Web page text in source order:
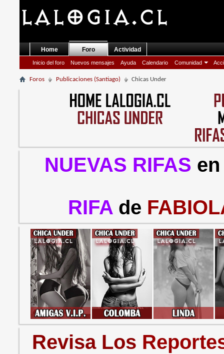
Home Foro
Inicio del foro Nuevos mensajes Ayuda Calendario Comunidad
Actividad
Foros Publicaciones (Santiago) Chicas Under
NUEVAS RIFAS en
RIFA de
Revisa Los